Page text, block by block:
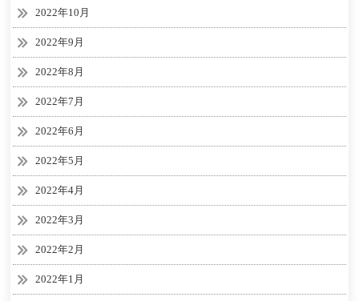
2022年10月
2022年9月
2022年8月
2022年7月
2022年6月
2022年5月
2022年4月
2022年3月
2022年2月
2022年1月